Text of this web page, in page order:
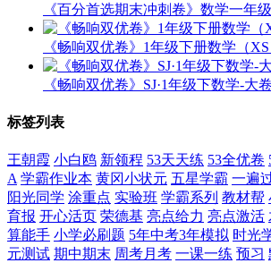
《百分首选期末冲刺卷》数学一年级
《畅响双优卷》1年级下册数学（XS
《畅响双优卷》SJ·1年级下数学-大卷
标签列表
王朝霞 小白鸥 新领程 53天天练 53全优卷
A 学霸作业本 黄冈小状元 五星学霸 一遍
阳光同学 涂重点 实验班 学霸系列 教材帮
育报 开心活页 荣德基 亮点给力 亮点激活
算能手 小学必刷题 5年中考3年模拟 时光
元测试 期中期末 周考月考 一课一练 预习